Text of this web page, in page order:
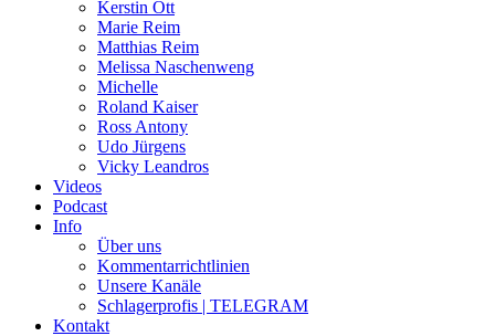
Kerstin Ott
Marie Reim
Matthias Reim
Melissa Naschenweng
Michelle
Roland Kaiser
Ross Antony
Udo Jürgens
Vicky Leandros
Videos
Podcast
Info
Über uns
Kommentarrichtlinien
Unsere Kanäle
Schlagerprofis | TELEGRAM
Kontakt